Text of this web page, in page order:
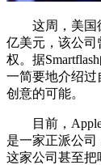
这周，美国德
亿美元，该公司
权。据
一简要地介绍过
创意的可能。
目前，Apple
是一家正派公司
这家公司甚至把